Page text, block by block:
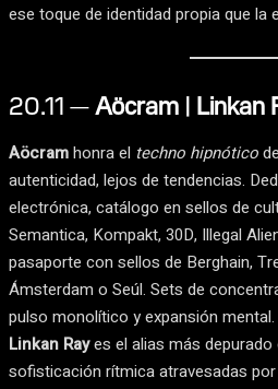
ese toque de identidad propia que la
20.11 — Aöcram | Linkan
Aöcramhonra el techno hipnótico
autenticidad, lejos de tendencias.
electrónica, catálogo en sellos de
Semantica, Kompakt, 30D, Illegal
pasaporte con sellos de Berghain,
Ámsterdam o Seúl. Sets de
pulso monolítico y expansión mental.
Linkan Rayes el alias más depurado
sofisticación rítmica atravesadas